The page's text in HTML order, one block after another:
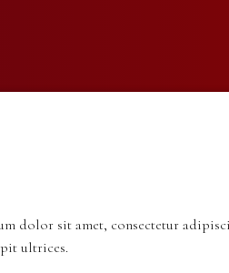
dolor sit amet, consectetur
ultrices.